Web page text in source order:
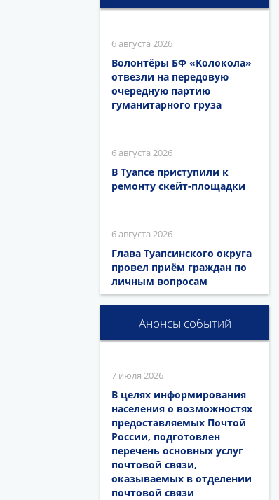
6 августа 2026
Волонтёры БФ «Колокола»
отвезли на передовую
очередную партию
гуманитарного груза
6 августа 2026
В Туапсе приступили к
ремонту скейт-площадки
6 августа 2026
Глава Туапсинского округа
провел приём граждан по
личным вопросам
Анонсы событий
7 июля 2026
В целях информирования
населения о возможностях
предоставляемых Почтой
России, подготовлен
перечень основных услуг
почтовой связи,
оказываемых в отделении
почтовой связи